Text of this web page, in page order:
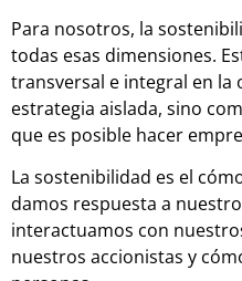
Para nosotros, la
todas esas dimensiones.
transversal e integral en la
estrategia aislada, sino
que es posible hacer
La sostenibilidad es el
damos respuesta a
interactuamos con
nuestros accionistas y